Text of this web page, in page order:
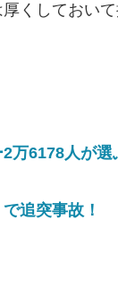
くしておいて
6178人が選
追突事故！